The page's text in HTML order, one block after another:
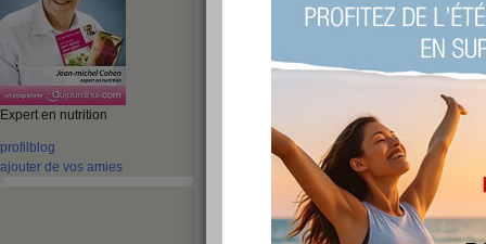
Expert en nutrition
profil blog
ajouter de vos amies
Blog de
Soulager les
qu’il faut savoir
publié le 16/09/2024 à 03:58